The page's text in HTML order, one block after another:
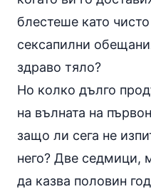
блестеше като
сексапилни
здраво тяло?
Но колко дълго
на вълната на
защо ли сега не
него? Две седмици,
да казва половин